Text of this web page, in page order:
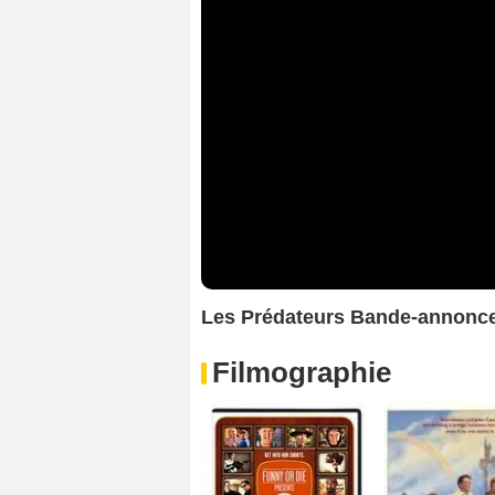
Les Prédateurs Bande-
Filmographie